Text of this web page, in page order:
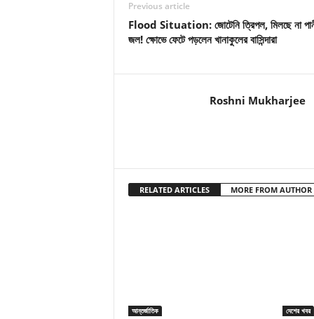
Previous article
Flood Situation: জোটেনি ত্রিপল, মিলছে না
জল! ক্ষোভে ফেটে পড়লেন খানাকুলের বাসিন্দারা
Roshni Mukharjee
RELATED ARTICLES MORE FROM AUTHOR
আন্তর্জাতিক দেশের খবর